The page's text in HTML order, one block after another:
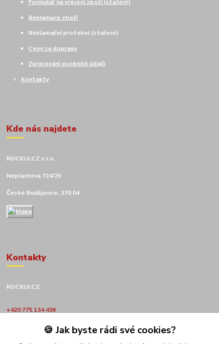
Formulář na vrácení zboží (stažení)
Reklamace zboží
Reklamační protokol (stažení)
Ceny za dopravu
Zpracování osobních údajů
Kontakty
Kde nás najdete
ROCKUJ.CZ s.r.o.
Neplachova 724/25
České Budějovice, 370 04
Kontakty
ROCKUJ.CZ
+420 775 134 436
obchod@rockuj.cz🍪 Jak byste rádi své cookies?